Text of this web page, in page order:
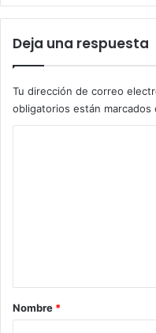
Deja una respuesta
Tu dirección de correo
obligatorios están marcados
rNombre *